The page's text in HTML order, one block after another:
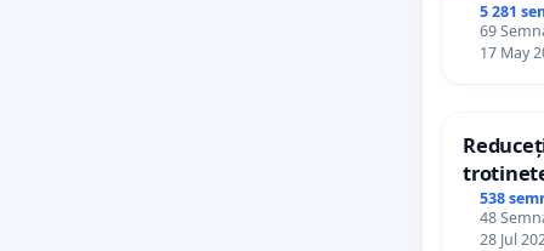
5 281
69
17 May
538
48
28 Jul